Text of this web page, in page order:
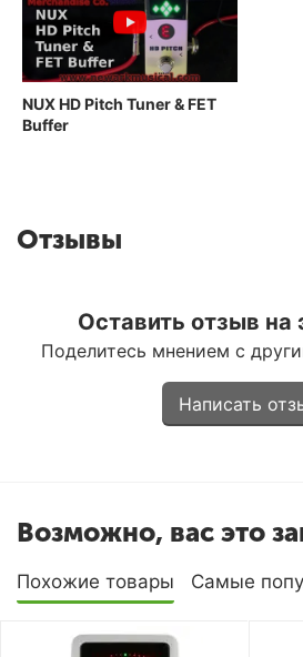
NUX HD Pitch Tuner & FET
Buffer
Отзывы
Оставить отзыв на
Поделитесь мнением с
Написать
Возможно, вас это
Похожие товары Самые